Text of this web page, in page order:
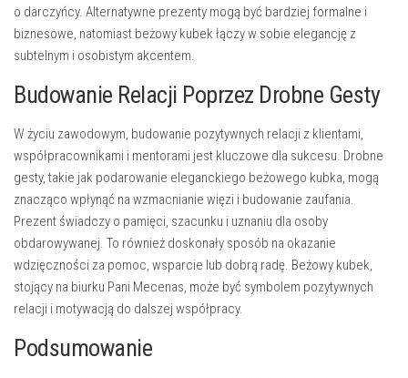
o darczyńcy. Alternatywne prezenty mogą być bardziej formalne i
biznesowe, natomiast beżowy kubek łączy w sobie elegancję z
subtelnym i osobistym akcentem.
Budowanie Relacji Poprzez Drobne Gesty
W życiu zawodowym, budowanie pozytywnych relacji z klientami,
współpracownikami i mentorami jest kluczowe dla sukcesu. Drobne
gesty, takie jak podarowanie eleganckiego beżowego kubka, mogą
znacząco wpłynąć na wzmacnianie więzi i budowanie zaufania.
Prezent świadczy o pamięci, szacunku i uznaniu dla osoby
obdarowywanej. To również doskonały sposób na okazanie
wdzięczności za pomoc, wsparcie lub dobrą radę. Beżowy kubek,
stojący na biurku Pani Mecenas, może być symbolem pozytywnych
relacji i motywacją do dalszej współpracy.
Podsumowanie